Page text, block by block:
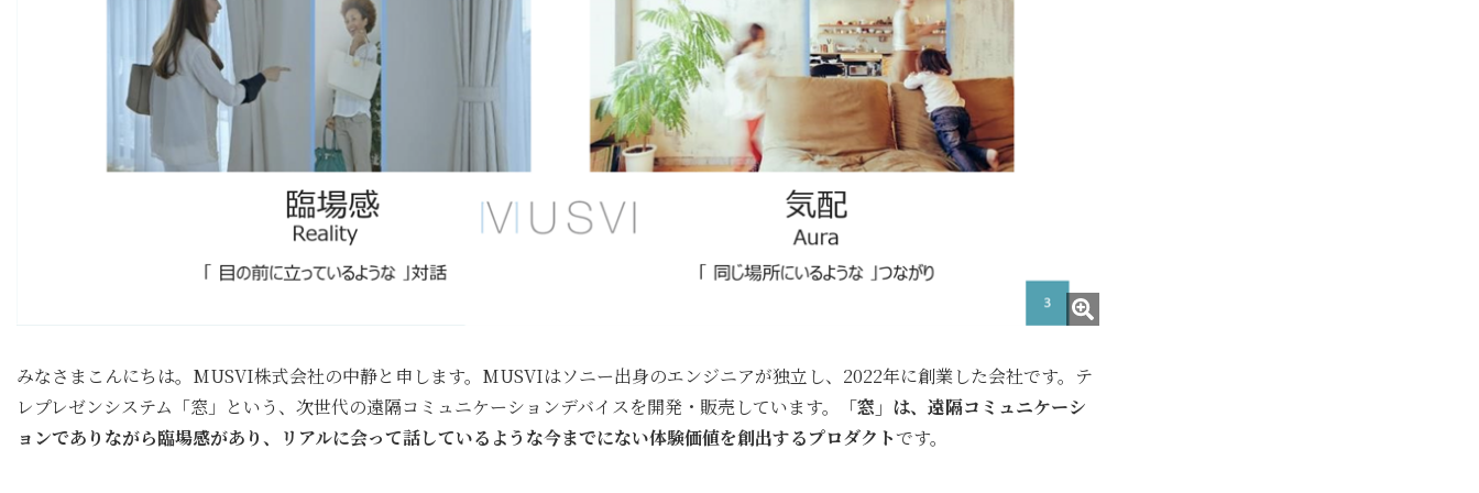
みなさまこんにちは。MUSVI株式会社の中静と申します。MUSVIはソニー出身のエンジニアが独立し、2022年に創業した会社です。テ
レプレゼンシステム「窓」という、次世代の遠隔コミュニケーションデバイスを開発・販売しています。
「窓」は、遠隔コミュニケーシ
ョンでありながら臨場感があり、リアルに会って話しているような今までにない体験価値を創出するプロダクトです。